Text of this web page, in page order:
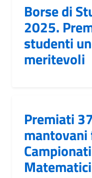
Borse di
2025.
studenti
meritevoli
Premiati